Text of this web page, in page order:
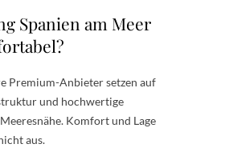
Spanien am Meer
Premium-Anbieter setzen auf
und hochwertige
Komfort und Lage
aus.